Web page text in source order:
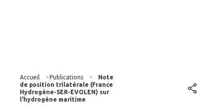
Accueil - Publications -
Note
de position trilatérale (France
Hydrogène-SER-EVOLEN) sur
l’hydrogène maritime